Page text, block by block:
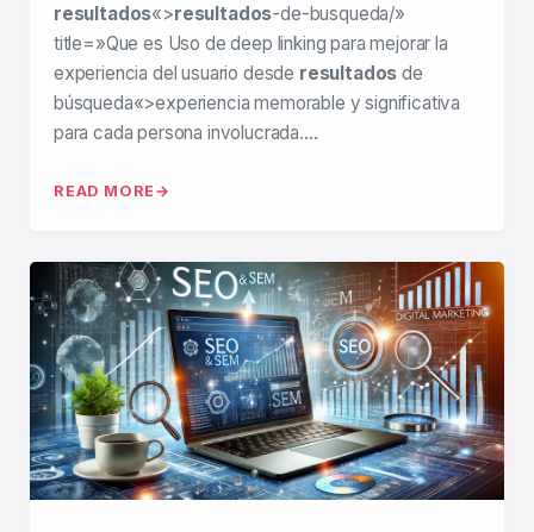
resultados«>resultados-de-busqueda/»
title=»Que es Uso de deep linking para mejorar la
experiencia del usuario desde resultados de
búsqueda«>experiencia memorable y significativa
para cada persona involucrada….
READ MORE